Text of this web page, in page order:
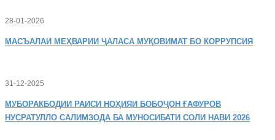
28-01-2026
МАСЪАЛАИ МЕҲВАРИИ ҶАЛАСА МУҚОВИМАТ БО КОРРУПСИЯ
31-12-2025
МУБОРАКБОДИИ РАИСИ НОҲИЯИ БОБОҶОН ҒАФУРОВ
НУСРАТУЛЛО САЛИМЗОДА БА МУНОСИБАТИ СОЛИ НАВИ 2026